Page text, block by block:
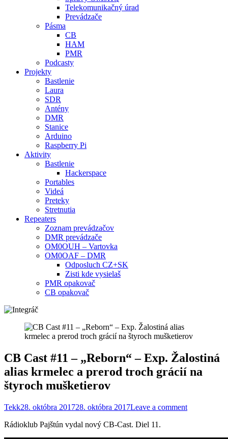
Telekomunikačný úrad
Prevádzače
Pásma
CB
HAM
PMR
Podcasty
Projekty
Bastlenie
Laura
SDR
Antény
DMR
Stanice
Arduino
Raspberry Pi
Aktivity
Bastlenie
Hackerspace
Portables
Videá
Preteky
Stretnutia
Repeaters
Zoznam prevádzačov
DMR prevádzače
OM0OUH – Vartovka
OM0OAF – DMR
Odposluch CZ+SK
Zisti kde vysielaš
PMR opakovač
CB opakovač
CB Cast #11 – „Reborn“ – Exp. Žalostiná
alias krmelec a prerod troch grácií na
štyroch mušketierov
Tekk28. októbra 201728. októbra 2017Leave a comment
Rádioklub Pajštún vydal nový CB-Cast. Diel 11.